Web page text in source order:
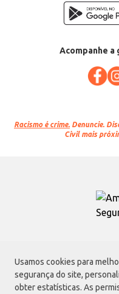
Usamos cookies para
segurança do site,
obter estatísticas. As
Acompanhe a
Racismo é crime. Denuncie.
Civil mais
Avenida Morvan Dias de
02170-901 |